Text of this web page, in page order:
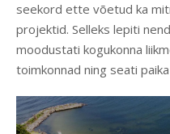
seekord ette võetud ka
projektid. Selleks lepiti
moodustati kogukonna
toimkonnad ning seati